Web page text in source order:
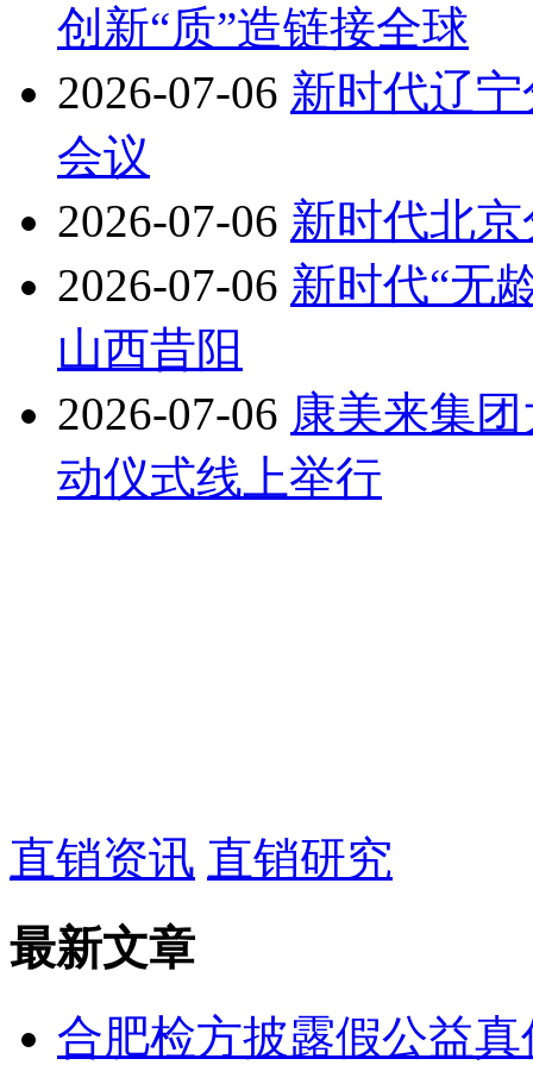
创新“质”造链接全球
2026-07-06 新时代辽
会议
2026-07-06 新时代北
2026-07-06 新时代“无
山西昔阳
2026-07-06 康美来集
动仪式线上举行
直销资讯 直销研究
最新文章
合肥检方披露假公益